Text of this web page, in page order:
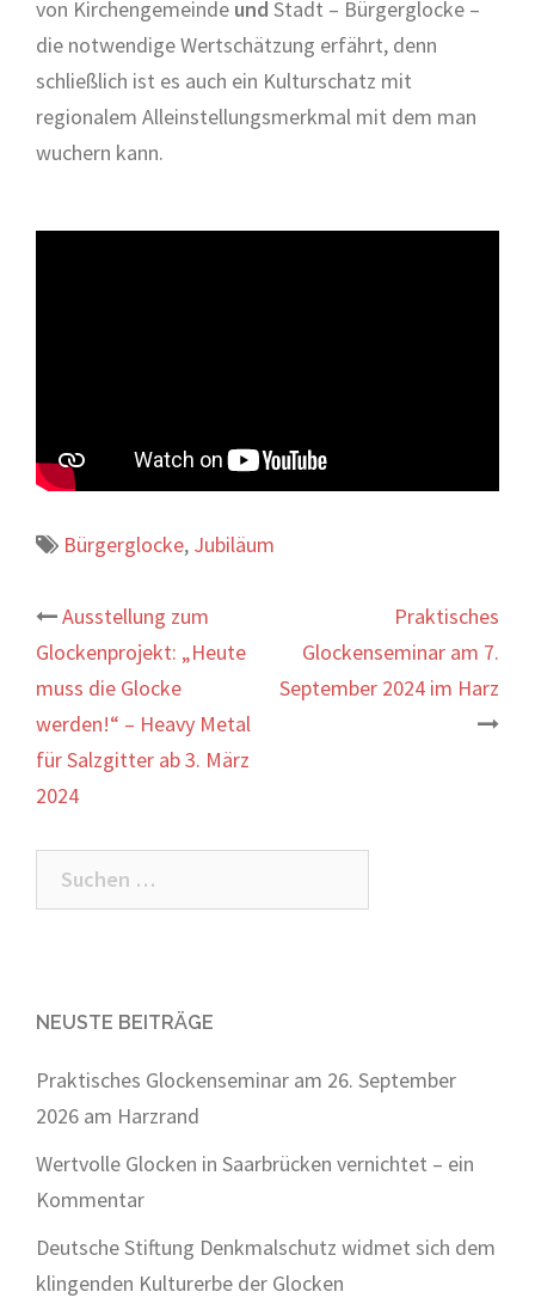
von Kirchengemeinde und Stadt – Bürgerglocke –
die notwendige Wertschätzung erfährt, denn
schließlich ist es auch ein Kulturschatz mit
regionalem Alleinstellungsmerkmal mit dem man
wuchern kann.
Bürgerglocke, Jubiläum
Beitrags-
Navigation
Ausstellung zum
Glockenprojekt: „Heute
muss die Glocke
werden!“ – Heavy Metal
für Salzgitter ab 3. März
2024
Praktisches
Glockenseminar am 7.
September 2024 im Harz
Suchen
nach:
NEUSTE BEITRÄGE
Praktisches Glockenseminar am 26. September
2026 am Harzrand
Wertvolle Glocken in Saarbrücken vernichtet – ein
Kommentar
Deutsche Stiftung Denkmalschutz widmet sich dem
klingenden Kulturerbe der Glocken